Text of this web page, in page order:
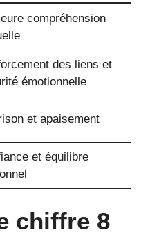
compréhension
des liens et
émotionnelle
et apaisement
et équilibre
chiffre 8